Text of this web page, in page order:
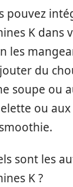
pouvez
K dans
les
du
soupe ou
ou
sont les
K ?